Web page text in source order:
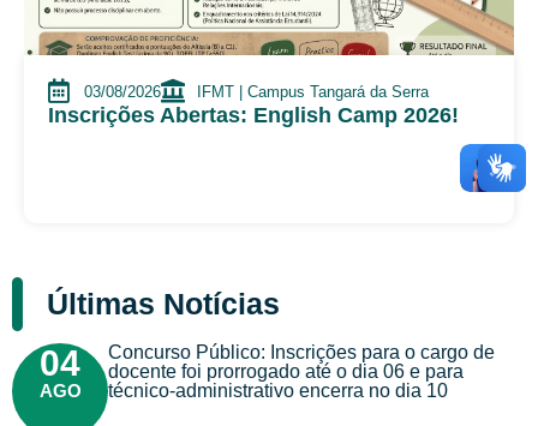
03/08/2026 IFMT | Campus Tangará da Serra
Inscrições Abertas: English Camp 2026!
Últimas Notícias
04
AGO
Concurso Público: Inscrições para o cargo de
docente foi prorrogado até o dia 06 e para
técnico-administrativo encerra no dia 10